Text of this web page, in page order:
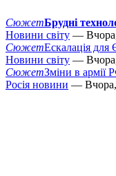
СюжетБрудні
Новини світу —
СюжетЕскалація
Новини світу —
СюжетЗміни в армії
Росія новини —